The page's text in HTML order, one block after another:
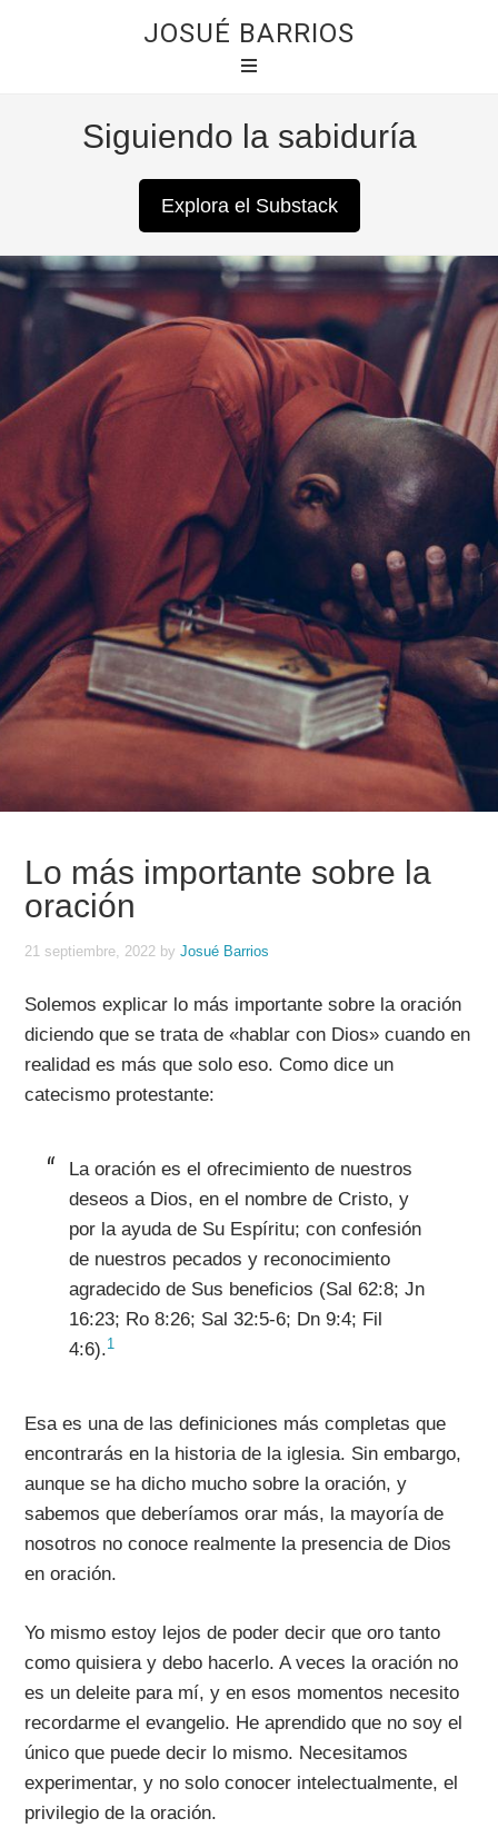
JOSUÉ BARRIOS
Siguiendo la sabiduría
Explora el Substack
Lo más importante sobre la
oración
21 septiembre, 2022 byJosué Barrios
Solemos explicar lo más importante sobre la oración
diciendo que se trata de «hablar con Dios» cuando en
realidad es más que solo eso. Como dice un
catecismo protestante:
La oración es el ofrecimiento de nuestros
deseos a Dios, en el nombre de Cristo, y
por la ayuda de Su Espíritu; con confesión
de nuestros pecados y reconocimiento
agradecido de Sus beneficios (Sal 62:8; Jn
16:23; Ro 8:26; Sal 32:5-6; Dn 9:4; Fil
4:6).1
Esa es una de las definiciones más completas que
encontrarás en la historia de la iglesia. Sin embargo,
aunque se ha dicho mucho sobre la oración, y
sabemos que deberíamos orar más, la mayoría de
nosotros no conoce realmente la presencia de Dios
en oración.
Yo mismo estoy lejos de poder decir que oro tanto
como quisiera y debo hacerlo. A veces la oración no
es un deleite para mí, y en esos momentos necesito
recordarme el evangelio. He aprendido que no soy el
único que puede decir lo mismo. Necesitamos
experimentar, y no solo conocer intelectualmente, el
privilegio de la oración.